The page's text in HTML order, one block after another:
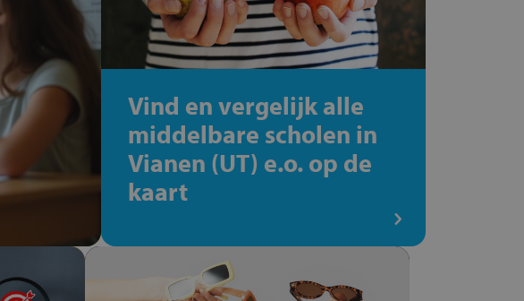
Vind en vergelijk alle
middelbare scholen in
Vianen (UT) e.o. op de
kaart